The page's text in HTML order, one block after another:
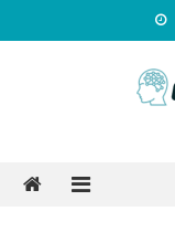
to